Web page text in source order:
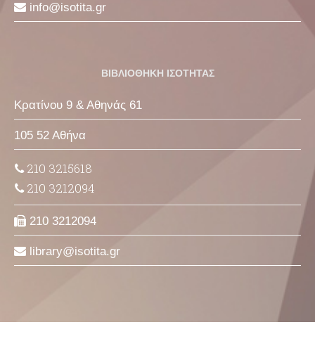
info isotita gr
ΒΙΒΛΙΟΘΗΚΗ ΙΣΟΤΗΤΑΣ
Κρατίνου 9 & Αθηνάς 61
105 52 Αθήνα
210 3215618
210 3212094
210 3212094
library isotita gr